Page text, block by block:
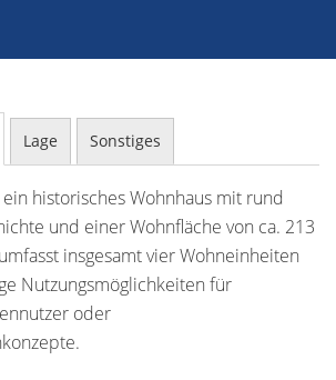
Lage Sonstiges
historisches Wohnhaus mit rund
und einer Wohnfläche von ca. 213
insgesamt vier Wohneinheiten
Nutzungsmöglichkeiten für
oder